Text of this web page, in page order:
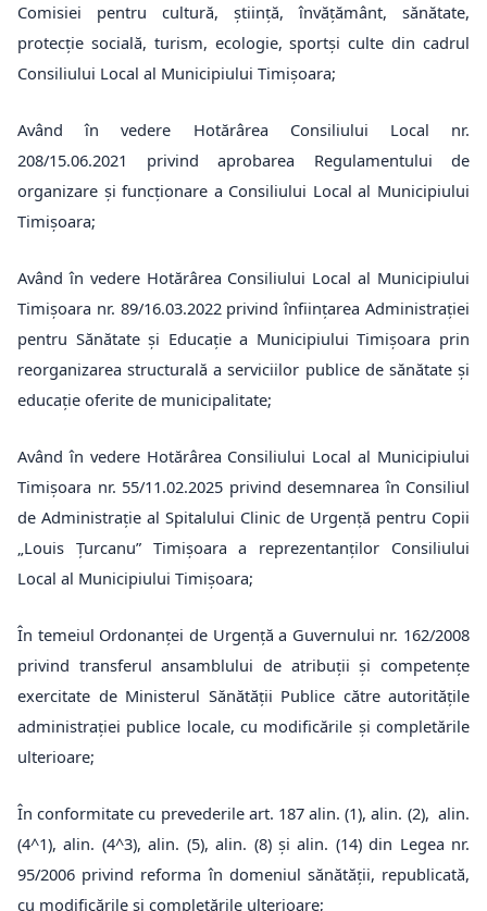
Comisiei pentru cultură, știință, învățământ, sănătate,
protecție socială, turism, ecologie, sportși culte din cadrul
Consiliului Local al Municipiului Timișoara;
Având în vedere Hotărârea Consiliului Local nr.
208/15.06.2021 privind aprobarea Regulamentului de
organizare și funcționare a Consiliului Local al Municipiului
Timișoara;
Având în vedere Hotărârea Consiliului Local al Municipiului
Timișoara nr. 89/16.03.2022 privind înființarea Administrației
pentru Sănătate și Educație a Municipiului Timișoara prin
reorganizarea structurală a serviciilor publice de sănătate și
educație oferite de municipalitate;
Având în vedere Hotărârea Consiliului Local al Municipiului
Timișoara nr. 55/11.02.2025 privind desemnarea în Consiliul
de Administrație al Spitalului Clinic de Urgență pentru Copii
„Louis Țurcanu” Timișoara a reprezentanților Consiliului
Local al Municipiului Timișoara;
În temeiul Ordonanței de Urgență a Guvernului nr. 162/2008
privind transferul ansamblului de atribuții și competențe
exercitate de Ministerul Sănătății Publice către autoritățile
administrației publice locale, cu modificările și completările
ulterioare;
În conformitate cu prevederile art. 187 alin. (1), alin. (2), alin.
(4^1), alin. (4^3), alin. (5), alin. (8) și alin. (14) din Legea nr.
95/2006 privind reforma în domeniul sănătății, republicată,
cu modificările și completările ulterioare;